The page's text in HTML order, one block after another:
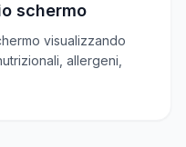
schermo
visualizzando
allergeni,